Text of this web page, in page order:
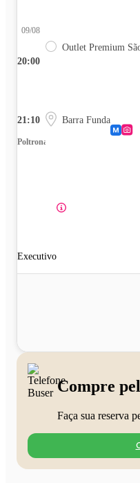
20:00
09/08
Outlet Premium
21:10 Barra Funda
Poltrona
Executivo
Compre
Faça sua reserva